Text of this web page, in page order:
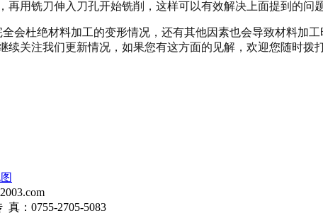
用铣刀伸入刀孔开始铣削，这样可以有效解决上面提到的问题
会杜绝材料加工的变形情况，还有其他因素也会导致材料加
关注我们更新情况，如果您有这方面的见解，欢迎您随时拨
：0755-2705-5083